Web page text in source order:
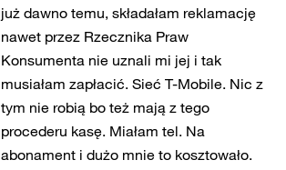
już dawno temu, składałam reklamację
nawet przez Rzecznika Praw
Konsumenta nie uznali mi jej i tak
musiałam zapłacić. Sieć T-Mobile. Nic z
tym nie robią bo też mają z tego
procederu kasę. Miałam tel. Na
abonament i dużo mnie to kosztowało.